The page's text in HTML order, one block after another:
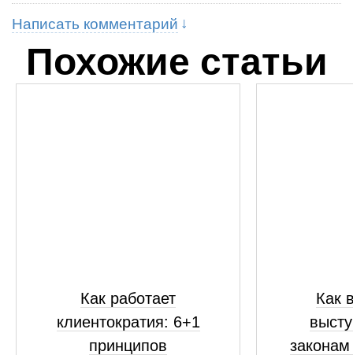
Написать комментарий
Похожие статьи
Как работает
клиентократия: 6+1
принципов
Как